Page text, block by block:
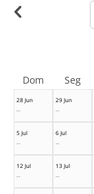
28 Jun
--
29 Jun
--
5 Jul
--
6 Jul
--
12 Jul
--
13 Jul
--
Dom Seg